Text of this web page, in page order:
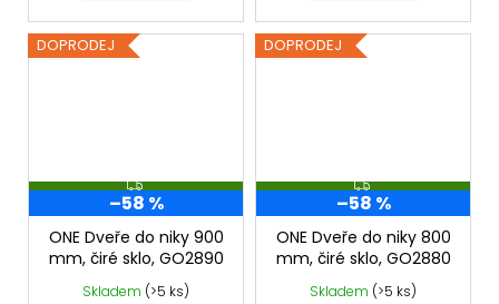
DOPRODEJ
Z
D
A
R
M
A
–58 %
ONE Dveře do niky 900
mm, čiré sklo, GO2890
Skladem (>5 ks)
DOPRODEJ
Z
D
A
R
M
A
–58 %
ONE Dveře do niky 800
mm, čiré sklo, GO2880
Skladem (>5 ks)